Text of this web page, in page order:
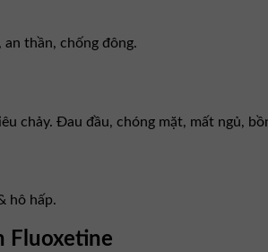
thần, chống đông.
chảy. Ðau đầu, chóng mặt, mất ngủ,
hô hấp.
Fluoxetine